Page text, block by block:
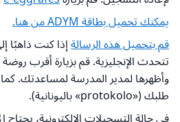
يمكنك تحميل بطاقة ADYM من هنا.
قم بتحميل هذه الرسالةإذا كنت ذاهبًا
تتحدث الإنجليزية. قم بزيارة أقرب
وأظهرها لمدير المدرسة لمساعدتك.
طلبك («protokolo» باليونانية).